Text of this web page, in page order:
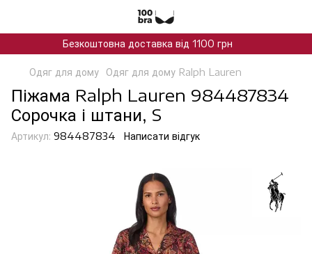
Безкоштовна доставка від 1100 грн
Одяг для дому Одяг для дому Ralph Lauren
Піжама Ralph Lauren 984487834
Сорочка і штани, S
Артикул: 984487834 Написати відгук